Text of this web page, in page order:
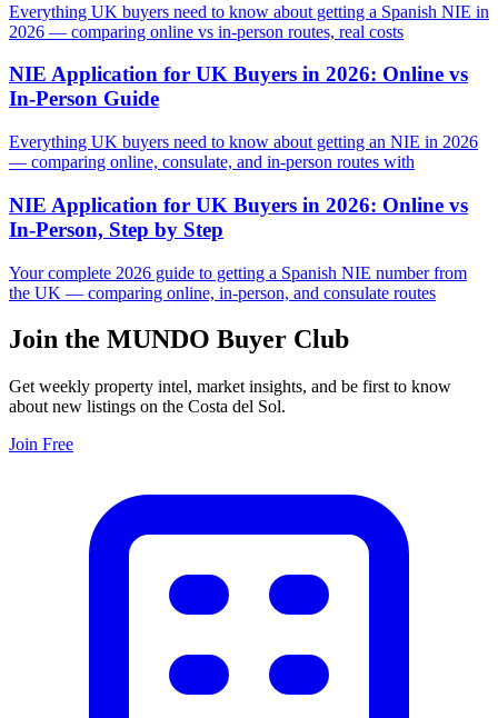
Everything UK buyers need to know about getting a Spanish NIE in
2026 — comparing online vs in-person routes, real costs
NIE Application for UK Buyers in 2026: Online vs
In-Person Guide
Everything UK buyers need to know about getting an NIE in 2026
— comparing online, consulate, and in-person routes with
NIE Application for UK Buyers in 2026: Online vs
In-Person, Step by Step
Your complete 2026 guide to getting a Spanish NIE number from
the UK — comparing online, in-person, and consulate routes
Join the MUNDO Buyer Club
Get weekly property intel, market insights, and be first to know
about new listings on the Costa del Sol.
Join Free